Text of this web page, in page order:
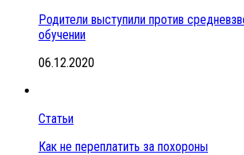
Родители выступили против
обучении
06.12.2020
Статьи
Как не переплатить за похороны